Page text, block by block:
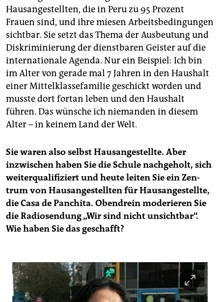
Hausangestellten, die in Peru zu 95 Prozent
Frauen sind, und ihre miesen Arbeitsbedingungen
sichtbar. Sie setzt das Thema der Ausbeutung und
Diskriminierung der dienstbaren Geister auf die
internationale Agenda. Nur ein Beispiel: Ich bin
im Alter von gerade mal 7 Jahren in den Haushalt
einer Mittelklassefamilie geschickt worden und
musste dort fortan leben und den Haushalt
führen. Das wünsche ich niemanden in diesem
Alter – in keinem Land der Welt.
Sie waren also selbst Hausangestellte. Aber
inzwischen haben Sie die Schule nachgeholt, sich
weiterqualifiziert und heute leiten Sie ein Zen­
trum von Hausangestellten für Hausangestellte,
die Casa de Panchita. Obendrein moderieren Sie
die Radiosendung „Wir sind nicht unsichtbar“.
Wie haben Sie das geschafft?